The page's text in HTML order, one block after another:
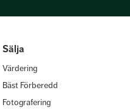
Sälja
Värdering
Bäst Förberedd
Fotografering